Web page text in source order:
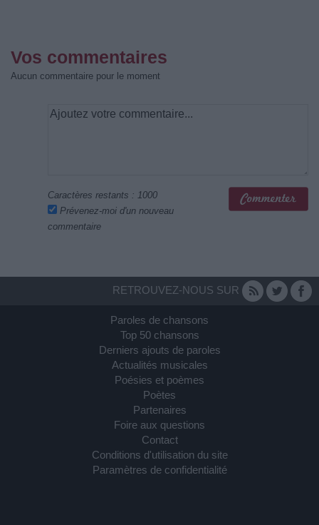
Vos commentaires
Aucun commentaire pour le moment
Caractères restants : 1000
Prévenez-moi d'un nouveau
commentaire
RETROUVEZ-NOUS SUR
Paroles de chansons
Top 50 chansons
Derniers ajouts de paroles
Actualités musicales
Poésies et poèmes
Poètes
Partenaires
Foire aux questions
Contact
Conditions d'utilisation du site
Paramètres de confidentialité